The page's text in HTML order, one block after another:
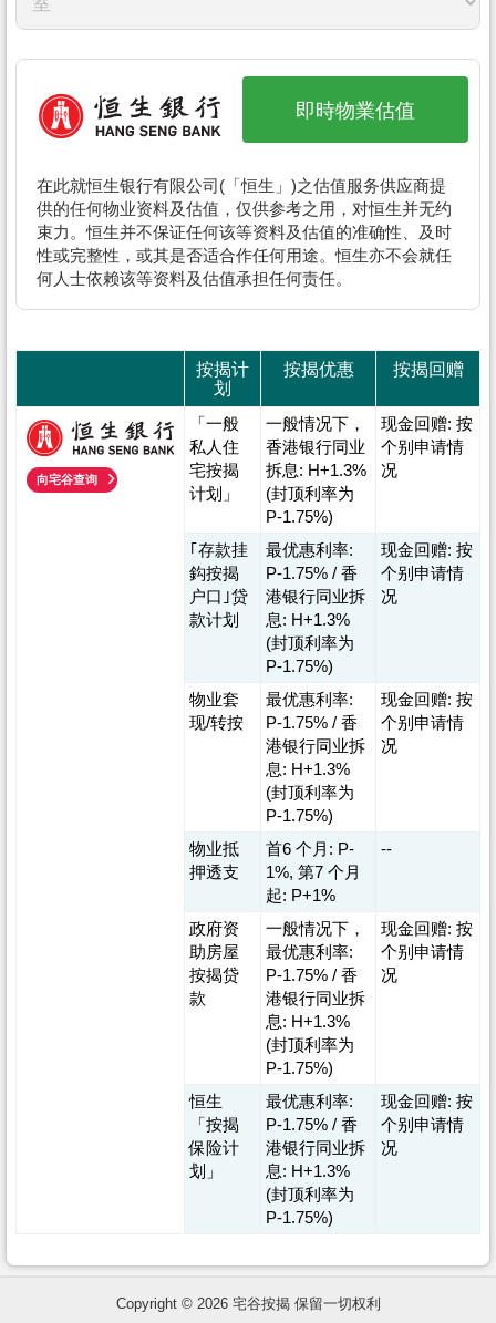
客
地
数
据
置
手
册
关
盘
即時物業估值
在此就恒生银行有限公司(「恒生」)之估值服务供应商提
供的任何物业资料及估值，仅供参考之用，对恒生并无约
束力。恒生并不保证任何该等资料及估值的准确性、及时
性或完整性，或其是否适合作任何用途。恒生亦不会就任
何人士依赖该等资料及估值承担任何责任。
按揭计
划
按揭优惠 按揭回赠
向宅谷查询
「一般
私人住
宅按揭
计划」
一般情况下，
香港银行同业
拆息: H+1.3%
(封顶利率为
P-1.75%)
现金回赠: 按
个别申请情
况
｢存款挂
鈎按揭
户口｣贷
款计划
最优惠利率:
P-1.75% / 香
港银行同业拆
息: H+1.3%
(封顶利率为
P-1.75%)
现金回赠: 按
个别申请情
况
物业套
现/转按
最优惠利率:
P-1.75% / 香
港银行同业拆
息: H+1.3%
(封顶利率为
P-1.75%)
现金回赠: 按
个别申请情
况
物业抵
押透支
首6 个月: P-
1%, 第7 个月
起: P+1%
--
政府资
助房屋
按揭贷
款
一般情况下，
最优惠利率:
P-1.75% / 香
港银行同业拆
息: H+1.3%
(封顶利率为
P-1.75%)
现金回赠: 按
个别申请情
况
恒生
「按揭
保险计
划」
最优惠利率:
P-1.75% / 香
港银行同业拆
息: H+1.3%
(封顶利率为
P-1.75%)
现金回赠: 按
个别申请情
况
Copyright © 2026 宅谷按揭 保留一切权利